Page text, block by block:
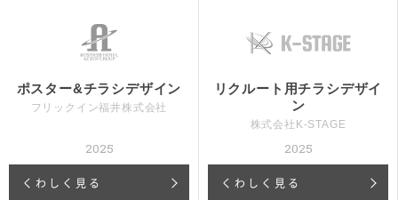
ポスター&チラシデザイン
フリックイン福井株式会社
2025
くわしく見る
リクルート用チラシデザイ
ン
株式会社K-STAGE
2025
くわしく見る